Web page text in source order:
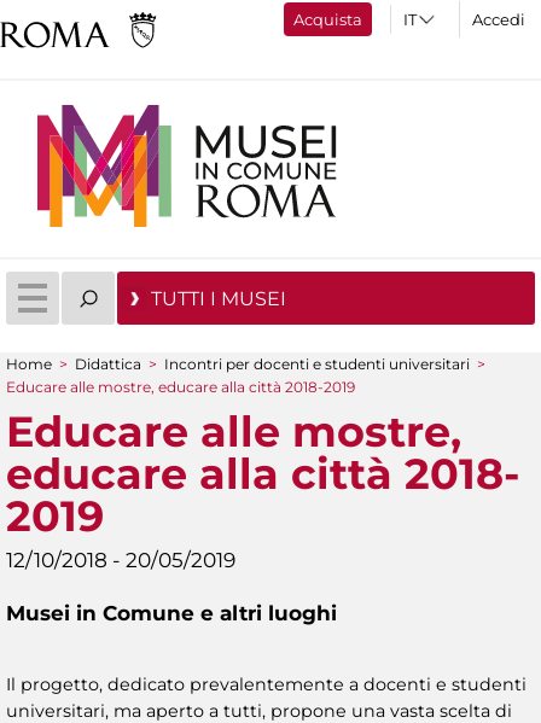
Acquista Accedi
TUTTI I MUSEI
Tu sei qui
Home > Didattica > Incontri per docenti e studenti universitari >
Educare alle mostre, educare alla città 2018-2019
Educare alle mostre,
educare alla città 2018-
2019
12/10/2018 - 20/05/2019
Musei in Comune e altri luoghi
Il progetto, dedicato prevalentemente a docenti e studenti
universitari, ma aperto a tutti, propone una vasta scelta di